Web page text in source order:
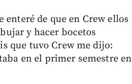
enteré de que en Crew ellos
y hacer bocetos
que tuvo Crew me dijo:
en el primer semestre en